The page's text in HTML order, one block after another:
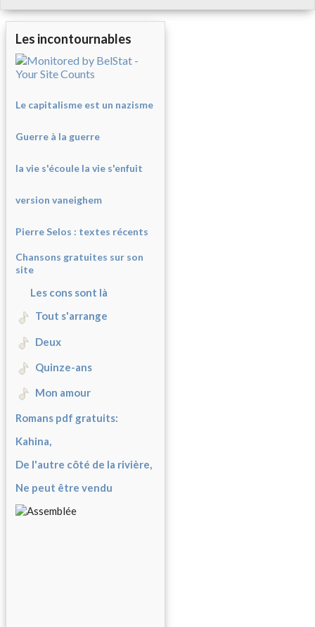
Les incontournables
Le capitalisme est un nazisme
Guerre à la guerre
la vie s'écoule la vie s'enfuit
version vaneighem
Pierre Selos : textes récents
Chansons gratuites sur son
site
Les cons sont là
Tout s'arrange
Deux
Quinze-ans
Mon amour
Romans pdf gratuits:
Kahina,
De l'autre côté de la rivière,
Ne peut être vendu